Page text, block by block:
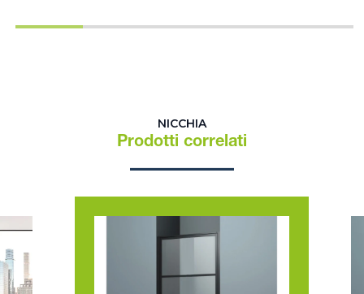
NICCHIA
Prodotti correlati